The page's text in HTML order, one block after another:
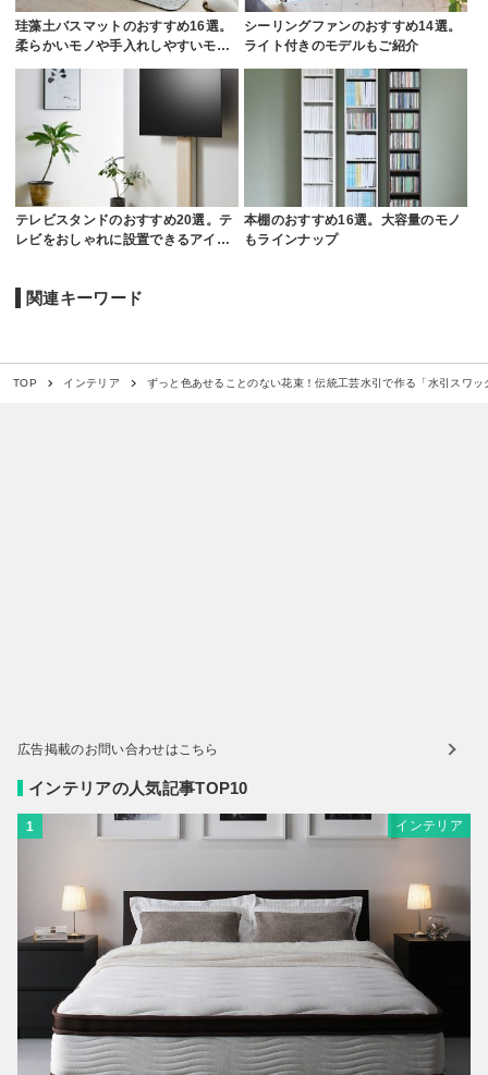
珪藻土バスマットのおすすめ16選。
柔らかいモノや手入れしやすいモ…
シーリングファンのおすすめ14選。
ライト付きのモデルもご紹介
テレビスタンドのおすすめ20選。テ
レビをおしゃれに設置できるアイ…
本棚のおすすめ16選。大容量のモノ
もラインナップ
関連キーワード
TOP インテリア ずっと色あせることのない花束！伝統工芸水引で作る「水引スワッ
広告掲載のお問い合わせはこちら
インテリアの人気記事TOP10
1 インテリア